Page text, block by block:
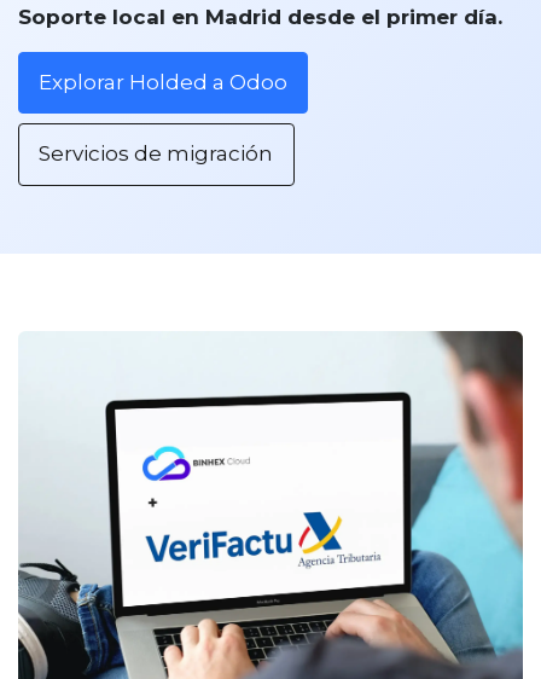
Soporte local en Madrid desde el primer día.​
Explorar Holded a Odoo
Servicios de migración